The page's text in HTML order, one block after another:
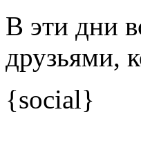
В эти дни
друзьями,
{social}